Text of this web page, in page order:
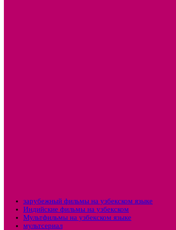
зарубежный фильмы на узбекском языке
Индийские фильмы на узбекском
Мультфильмы на узбекском языке
мультсериал